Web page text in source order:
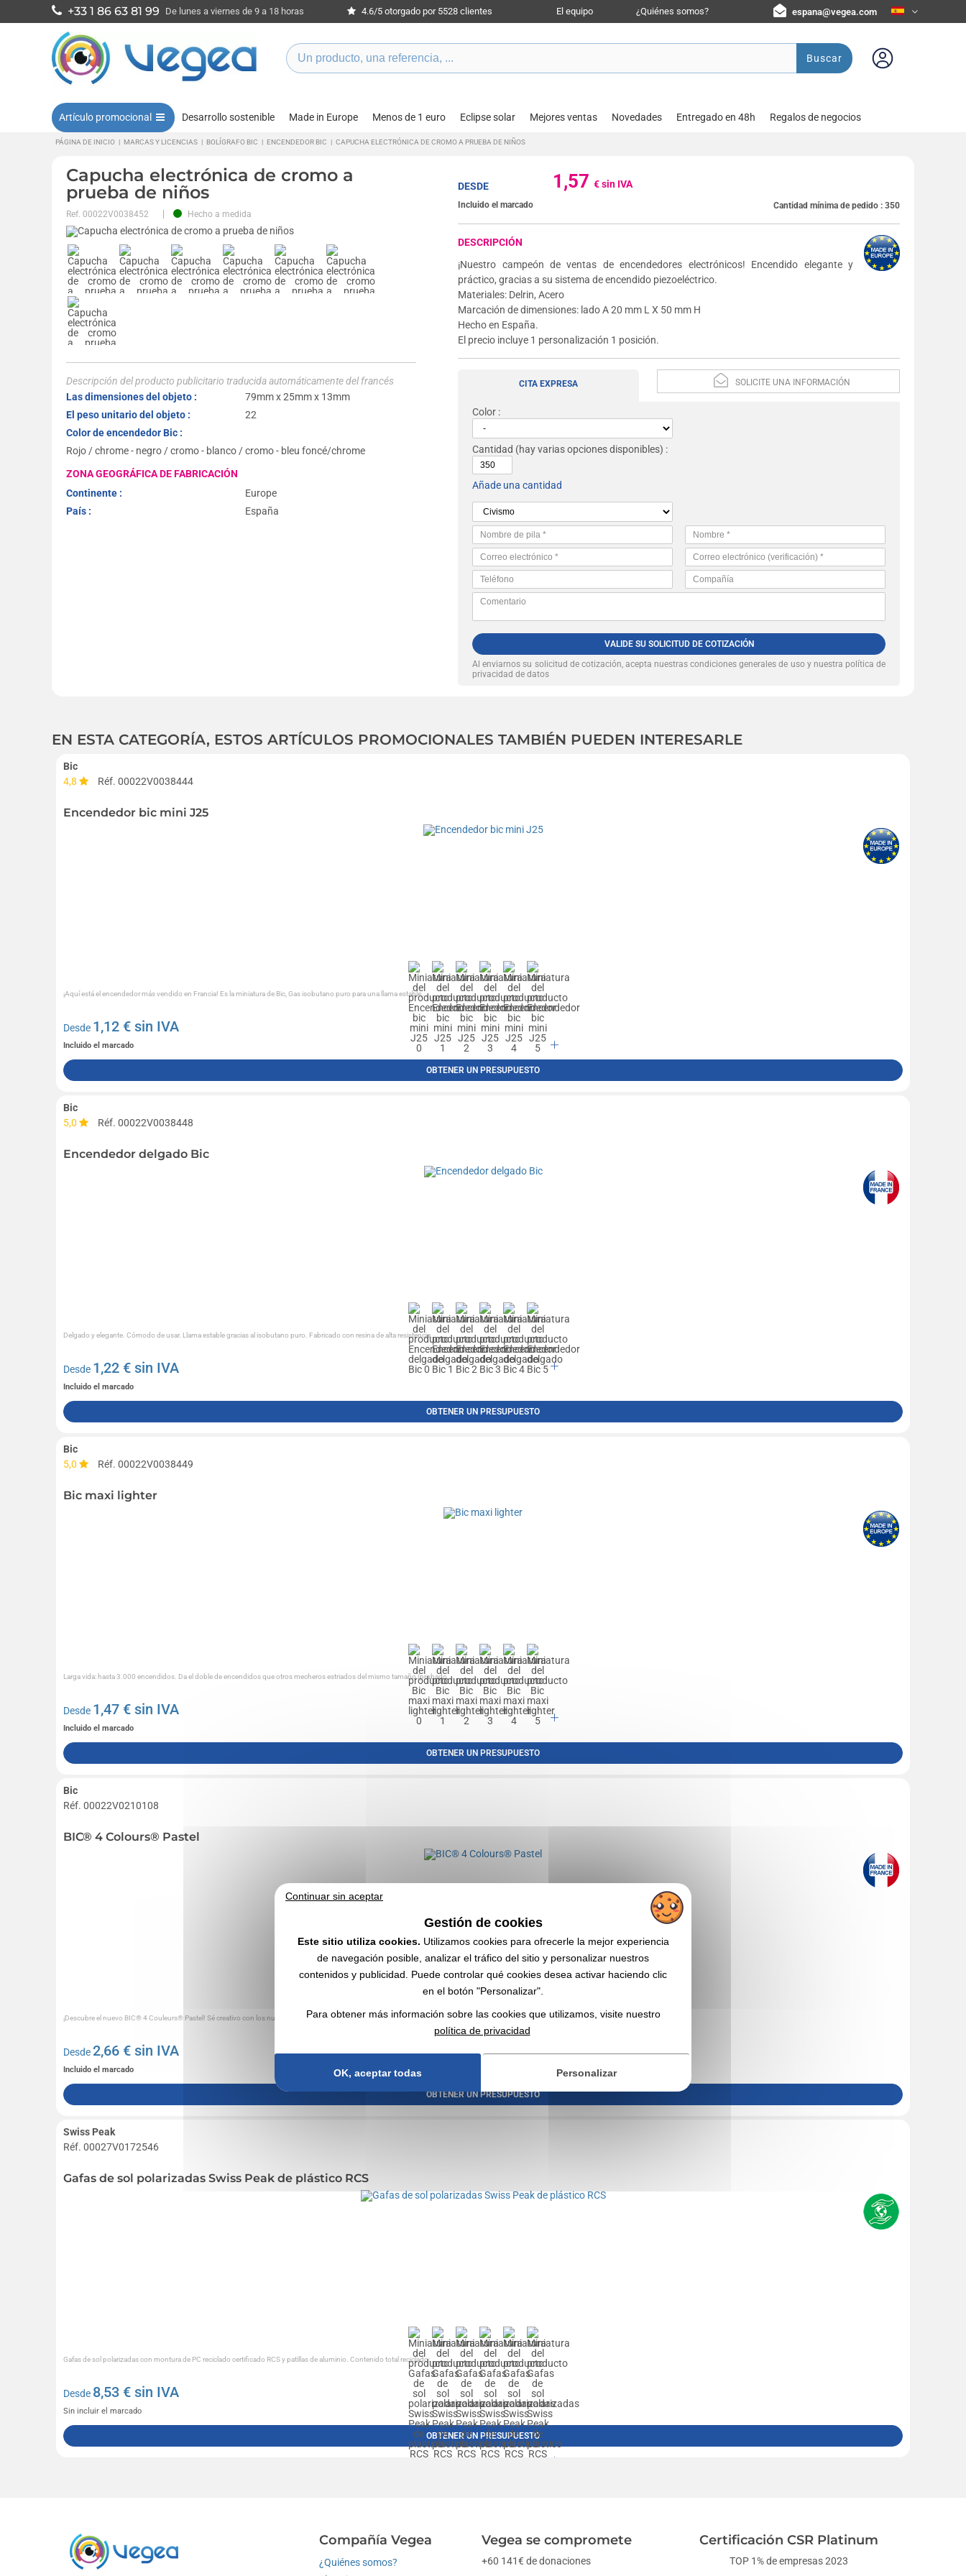
+33 1 86 63 81 99 De lunes a viernes de 9 a 18 horas 4.6/5 otorgado por 5528 clientes El equipo ¿Quiénes somos? espana@vegea.com
Buscar
Artículo promocional Desarrollo sostenible Made in Europe Menos de 1 euro Eclipse solar Mejores ventas Novedades Entregado en 48h Regalos de negocios
PÁGINA DE INICIO | MARCAS Y LICENCIAS | BOLÍGRAFO BIC | ENCENDEDOR BIC | CAPUCHA ELECTRÓNICA DE CROMO A PRUEBA DE NIÑOS
Capucha electrónica de cromo a
prueba de niños
Ref. 00022V0038452 Hecho a medida
Descripción del producto publicitario traducida automáticamente del francés
Las dimensiones del objeto :
79mm x 25mm x 13mm
El peso unitario del objeto :
22
Color de encendedor Bic :
Rojo / chrome - negro / cromo - blanco / cromo - bleu foncé/chrome
ZONA GEOGRÁFICA DE FABRICACIÓN
Continente :
Europe
País :
España
1,57€ sin IVA
DESDE
Incluido el marcado Cantidad mínima de pedido : 350
DESCRIPCIÓN
¡Nuestro campeón de ventas de encendedores electrónicos! Encendido elegante y
práctico, gracias a su sistema de encendido piezoeléctrico.
Materiales: Delrin, Acero
Marcación de dimensiones: lado A 20 mm L X 50 mm H
Hecho en España.
El precio incluye 1 personalización 1 posición.
SOLICITE UNA INFORMACIÓN
CITA EXPRESA
Color :
Cantidad (hay varias opciones disponibles) :
Añade una cantidad
VALIDE SU SOLICITUD DE COTIZACIÓN
Al enviarnos su solicitud de cotización, acepta nuestrascondiciones generales de uso y nuestra política de
privacidad de datos
EN ESTA CATEGORÍA, ESTOS ARTÍCULOS PROMOCIONALES TAMBIÉN PUEDEN INTERESARLE
Bic
4,8
Réf. 00022V0038444
Encendedor bic mini J25
¡Aquí está el encendedor más vendido en Francia! Es la miniatura de Bic, Gas isobutano puro para una llama estable,...
Desde 1,12 € sin IVA
Incluido el marcado
OBTENER UN PRESUPUESTO
Bic
5,0
Réf. 00022V0038448
Encendedor delgado Bic
Delgado y elegante. Cómodo de usar. Llama estable gracias al isobutano puro. Fabricado con resina de alta resistencia...
Desde 1,22 € sin IVA
Incluido el marcado
OBTENER UN PRESUPUESTO
Bic
5,0
Réf. 00022V0038449
Bic maxi lighter
Larga vida: hasta 3.000 encendidos. Da el doble de encendidos que otros mecheros estriados del mismo tamaño (probado...
Desde 1,47 € sin IVA
Incluido el marcado
OBTENER UN PRESUPUESTO
Bic
Réf. 00022V0210108
BIC® 4 Colours® Pastel
¡Descubre el nuevo BIC® 4 Couleurs® Pastel! Sé creativo con los nuevos colores pastel - ¡para diseños únicos con...
Desde2,66 € sin IVA
Incluido el marcado
OBTENER UN PRESUPUESTO
Swiss Peak
Réf. 00027V0172546
Gafas de sol polarizadas Swiss Peak de plástico RCS
Gafas de sol polarizadas con montura de PC reciclado certificado RCS y patillas de aluminio. Contenido total reciclado:...
Desde 8,53 € sin IVA
Sin incluir el marcado
OBTENER UN PRESUPUESTO
Compañía Vegea
¿Quiénes somos?
Vegea se compromete
+60 141€ de donaciones
Certificación CSR Platinum
TOP 1% de empresas 2023
Continuar sin aceptar
Gestión de cookies
Este sitio utiliza cookies. Utilizamos cookies para ofrecerle la mejor experiencia
de navegación posible, analizar el tráfico del sitio y personalizar nuestros
contenidos y publicidad. Puede controlar qué cookies desea activar haciendo clic
en el botón "Personalizar".
Para obtener más información sobre las cookies que utilizamos, visite nuestro
política de privacidad
OK, aceptar todas Personalizar